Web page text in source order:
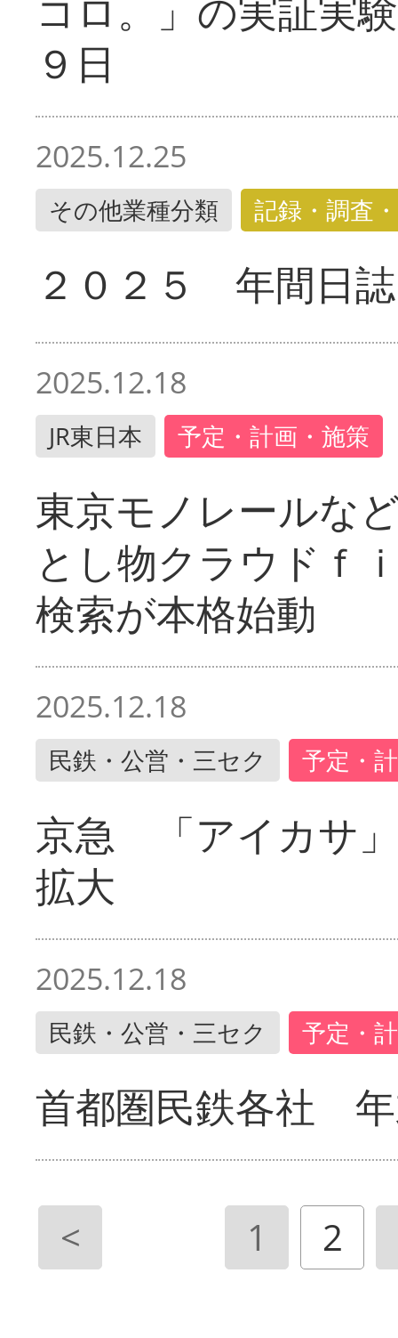
コロ。」の実証実
９日
2025.12.25
その他業種分類 記録・調査
２０２５ 年間日誌
2025.12.18
JR東日本 予定・計画・施策
東京モノレールな
とし物クラウドｆ
検索が本格始動
2025.12.18
民鉄・公営・三セク 予定・
京急 「アイカサ
拡大
2025.12.18
民鉄・公営・三セク 予定・
首都圏民鉄各社
< 1 2